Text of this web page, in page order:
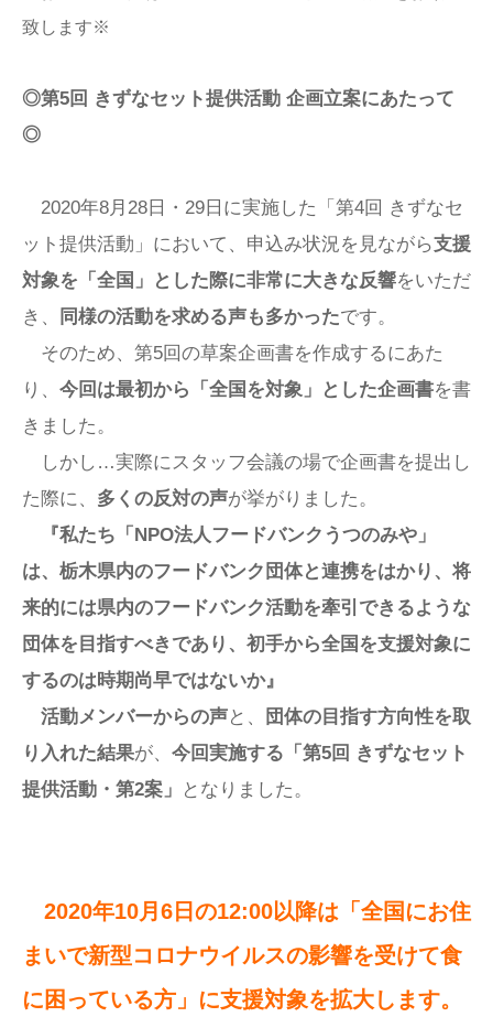
致します※
◎第5回 きずなセット提供活動 企画立案にあたって
◎
2020年8月28日・29日に実施した「第4回 きずなセ
ット提供活動」において、申込み状況を見ながら支援
対象を「全国」とした際に非常に大きな反響をいただ
き、
同様の活動を求める声も多かったです。
そのため、第5回の草案企画書を作成するにあた
り、 今回は最初から「全国を対象」とした企画書を書
きました。
しかし…実際にスタッフ会議の場で企画書を提出し
た際に、 多くの反対の声が挙がりました。
『私たち「NPO法人フードバンクうつのみや」
は、栃木県内のフードバンク団体と連携をはかり、将
来的には県内のフードバンク活動を牽引できるような
団体を目指すべきであり、初手から全国を支援対象に
するのは時期尚早ではないか』
活動メンバーからの声と、
団体の目指す方向性を取
り入れた結果が、 今回実施する「第5回 きずなセット
提供活動・第2案」
となりました。
2020年10月6日の12:00以降は「全国にお住
まいで新型コロナウイルスの影響を受けて食
に困っている方」に支援対象を拡大します。